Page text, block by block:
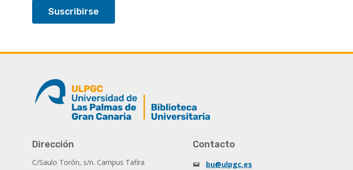
Dirección
C/Saulo Torón, s/n. Campus Tafira
Contacto
bu@ulpgc.es